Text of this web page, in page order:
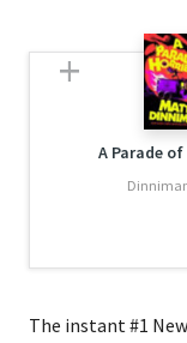
A Parade
The instant #1